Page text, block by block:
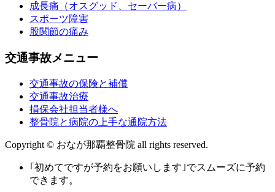
成長痛（オスグッド、セーバー病）
スポーツ障害
股関節の痛み
交通事故メニュー
交通事故の保険と補償
交通事故治療
損保会社担当者様へ
整骨院と病院の上手な通院方法
Copyright © おなが那覇整骨院 all rights reserved.
｢初めてですが予約をお願いします｣でスムーズに予約
できます。